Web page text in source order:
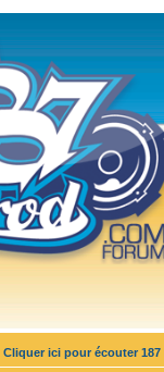
Cliquer ici pour écouter 187